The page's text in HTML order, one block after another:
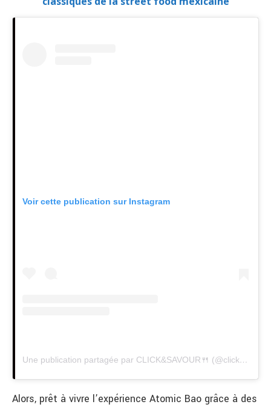
Voir cette publication sur Instagram
Une publication partagée par CLICK&SAVOUR🍴 (@clickandsavour)
Alors, prêt à vivre l’expérience Atomic Bao grâce à des